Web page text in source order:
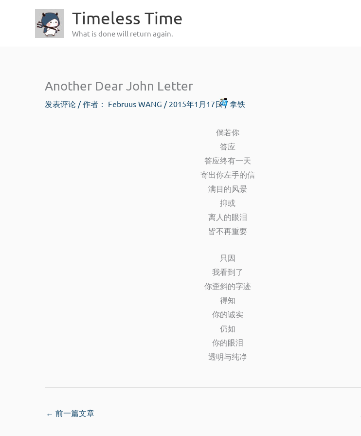
容
Timeless Time
What is done will return again.
Another Dear John Letter
发表评论 / 作者： Februus WANG / 2015年1月17日/拿铁
倘若你
答应
答应终有一天
寄出你左手的信
满目的风景
抑或
离人的眼泪
皆不再重要
只因
我看到了
你歪斜的字迹
得知
你的诚实
仍如
你的眼泪
透明与纯净
← 前一篇文章